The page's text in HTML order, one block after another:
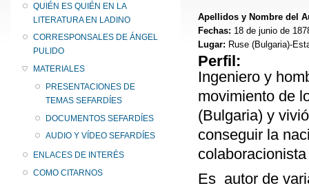
QUIÉN ES QUIÉN EN LA
LITERATURA EN LADINO
CORRESPONSALES DE ÁNGEL
PULIDO
MATERIALES
PRESENTACIONES DE
TEMAS SEFARDÍES
DOCUMENTOS SEFARDÍES
AUDIO Y VÍDEO SEFARDÍES
ENLACES DE INTERÉS
COMO CITARNOS
Apellidos y Nombre del
Fechas: 18 de junio de
Lugar: Ruse (Bulgaria)-
Perfil:
Ingeniero y
movimiento de
(Bulgaria) y
conseguir la
Es autor de